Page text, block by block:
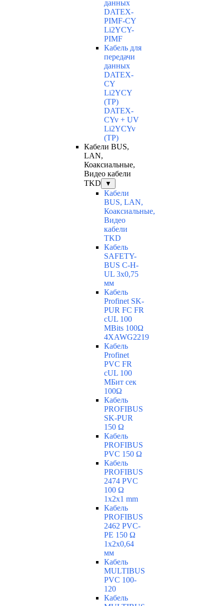
данных
DATEX-
PIMF-CY
Li2YCY-
PIMF
Кабель для
передачи
данных
DATEX-
CY
Li2YCY
(TP)
DATEX-
CYv + UV
Li2YCYv
(TP)
Кабели BUS,
LAN,
Коаксиальные,
Видео кабели
TKD
▼
Кабели
BUS, LAN,
Коаксиальные,
Видео
кабели
TKD
Кабель
SAFETY-
BUS C-H-
UL 3x0,75
мм
Кабель
Profinet SK-
PUR FC FR
cUL 100
MBits 100Ω
4XAWG2219
Кабель
Profinet
PVC FR
cUL 100
MБит сек
100Ω
Кабель
PROFIBUS
SK-PUR
150 Ω
Кабель
PROFIBUS
PVC 150 Ω
Кабель
PROFIBUS
2474 PVC
100 Ω
1x2x1 mm
Кабель
PROFIBUS
2462 PVC-
PE 150 Ω
1x2x0,64
мм
Кабель
MULTIBUS
PVC 100-
120
Кабель